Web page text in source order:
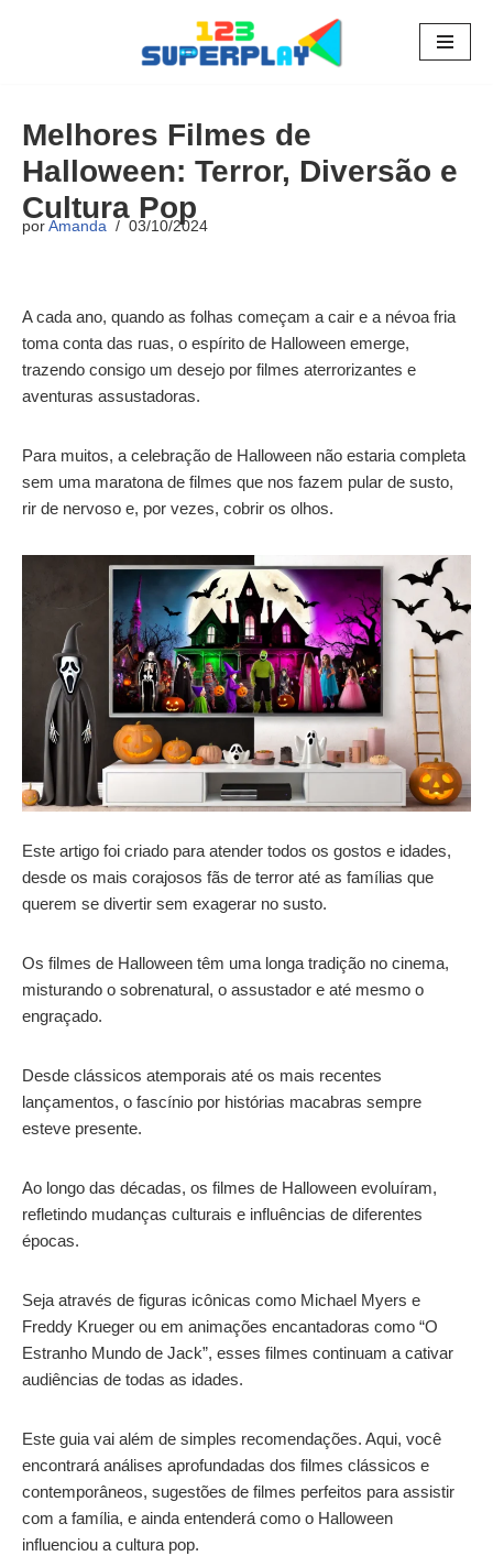
conteúdo
Melhores Filmes de
Halloween: Terror, Diversão e
Cultura Pop
por Amanda 03/10/2024
A cada ano, quando as folhas começam a cair e a névoa fria
toma conta das ruas, o espírito de Halloween emerge,
trazendo consigo um desejo por filmes aterrorizantes e
aventuras assustadoras.
Para muitos, a celebração de Halloween não estaria completa
sem uma maratona de filmes que nos fazem pular de susto,
rir de nervoso e, por vezes, cobrir os olhos.
Este artigo foi criado para atender todos os gostos e idades,
desde os mais corajosos fãs de terror até as famílias que
querem se divertir sem exagerar no susto.
Os filmes de Halloween têm uma longa tradição no cinema,
misturando o sobrenatural, o assustador e até mesmo o
engraçado.
Desde clássicos atemporais até os mais recentes
lançamentos, o fascínio por histórias macabras sempre
esteve presente.
Ao longo das décadas, os filmes de Halloween evoluíram,
refletindo mudanças culturais e influências de diferentes
épocas.
Seja através de figuras icônicas como Michael Myers e
Freddy Krueger ou em animações encantadoras como “O
Estranho Mundo de Jack”, esses filmes continuam a cativar
audiências de todas as idades.
Este guia vai além de simples recomendações. Aqui, você
encontrará análises aprofundadas dos filmes clássicos e
contemporâneos, sugestões de filmes perfeitos para assistir
com a família, e ainda entenderá como o Halloween
influenciou a cultura pop.